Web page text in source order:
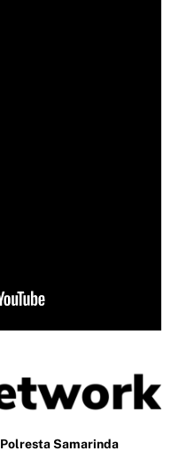
Polresta Samarinda